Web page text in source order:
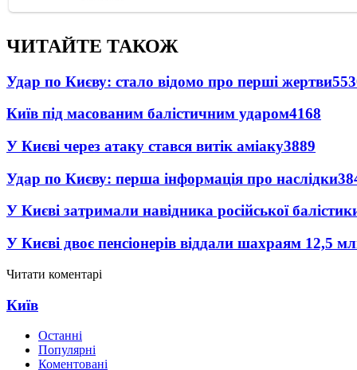
ЧИТАЙТЕ ТАКОЖ
Удар по Києву: стало відомо про перші жертви
Київ під масованим балістичним ударом4168
У Києві через атаку стався витік аміаку3889
Удар по Києву: перша інформація про наслідки
У Києві затримали навідника російської
У Києві двоє пенсіонерів віддали шахраям 12,5
Читати коментарі
Київ
Останні
Популярні
Коментовані